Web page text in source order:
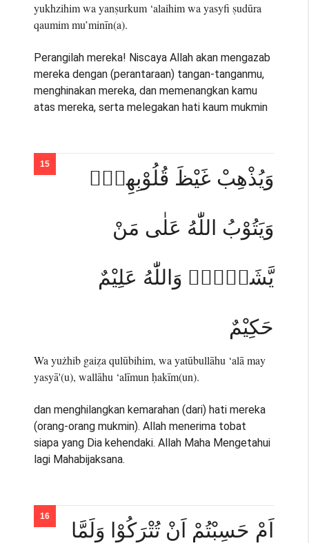
yukhzihim wa yanṣurkum ‘alaihim wa yasyfi ṣudūra
qaumim mu’minīn(a).
Perangilah mereka! Niscaya Allah akan mengazab
mereka dengan (perantaraan) tangan-tanganmu,
menghinakan mereka, dan memenangkan kamu
atas mereka, serta melegakan hati kaum mukmin
وَيُذْهِبْ غَيْظَ قُلُوْبِهِمْۗ
وَيَتُوْبُ اللّٰهُ عَلٰى مَنْ
يَّشَاۤءُۗ وَاللّٰهُ عَلِيْمٌ
حَكِيْمٌ
Wa yużhib gaiẓa qulūbihim, wa yatūbullāhu ‘alā may
yasyā'(u), wallāhu ‘alīmun ḥakīm(un).
dan menghilangkan kemarahan (dari) hati mereka
(orang-orang mukmin). Allah menerima tobat
siapa yang Dia kehendaki. Allah Maha Mengetahui
lagi Mahabijaksana.
اَمْ حَسِبْتُمْ اَنْ تُتْرَكُوْا وَلَمَّا